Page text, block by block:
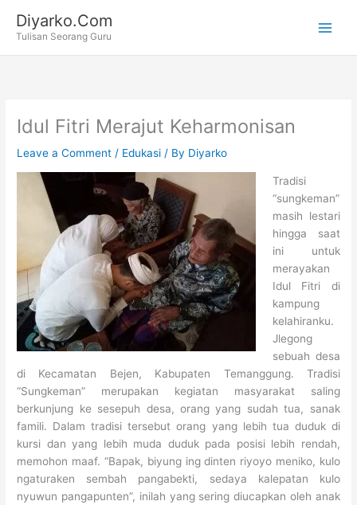
content
Diyarko.Com
Tulisan Seorang Guru
Idul Fitri Merajut Keharmonisan
Leave a Comment / Edukasi / By Diyarko
Tradisi
“sungkeman”
masih lestari
hingga saat
ini untuk
merayakan
Idul Fitri di
kampung
kelahiranku.
Jlegong
sebuah desa
di Kecamatan Bejen, Kabupaten Temanggung. Tradisi
“Sungkeman” merupakan kegiatan masyarakat saling
berkunjung ke sesepuh desa, orang yang sudah tua, sanak
famili. Dalam tradisi tersebut orang yang lebih tua duduk di
kursi dan yang lebih muda duduk pada posisi lebih rendah,
memohon maaf. “Bapak, biyung ing dinten riyoyo meniko, kulo
ngaturaken sembah pangabekti, sedaya kalepatan kulo
nyuwun pangapunten”, inilah yang sering diucapkan oleh anak